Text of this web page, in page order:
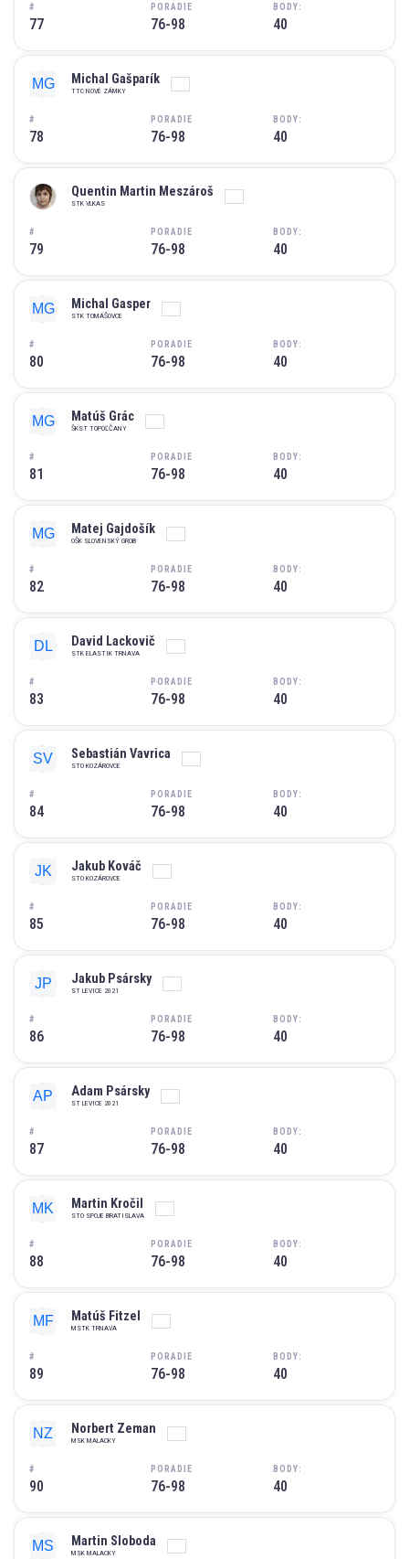
#
77
PORADIE
76-98
BODY:
40
#
78
Michal Gašparík
TTC NOVÉ ZÁMKY
PORADIE
76-98
BODY:
40
#
79
Quentin Martin Meszároš
STK VLKAS
PORADIE
76-98
BODY:
40
#
80
Michal Gasper
STK TOMÁŠOVCE
PORADIE
76-98
BODY:
40
#
81
Matúš Grác
ŠKST TOPOĽČANY
PORADIE
76-98
BODY:
40
#
82
Matej Gajdošík
OŠK SLOVENSKÝ GROB
PORADIE
76-98
BODY:
40
#
83
David Lackovič
STK ELASTIK TRNAVA
PORADIE
76-98
BODY:
40
#
84
Sebastián Vavrica
STO KOZÁROVCE
PORADIE
76-98
BODY:
40
#
85
Jakub Kováč
STO KOZÁROVCE
PORADIE
76-98
BODY:
40
#
86
Jakub Psársky
ST LEVICE 2021
PORADIE
76-98
BODY:
40
#
87
Adam Psársky
ST LEVICE 2021
PORADIE
76-98
BODY:
40
#
88
Martin Kročil
STO SPOJE BRATISLAVA
PORADIE
76-98
BODY:
40
#
89
Matúš Fitzel
MSTK TRNAVA
PORADIE
76-98
BODY:
40
#
90
Norbert Zeman
MSK MALACKY
PORADIE
76-98
BODY:
40
Martin Sloboda
MSK MALACKY